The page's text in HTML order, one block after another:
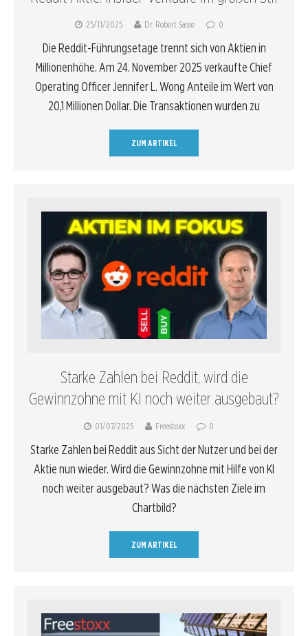
25/11/2025 Dr. Robert Sasse 0
Die Reddit-Führungsetage trennt sich von Aktien in
Millionenhöhe. Am 24. November 2025 verkaufte Chief
Operating Officer Jennifer L. Wong Anteile im Wert von
20,1 Millionen Dollar. Die Transaktionen wurden zu
ZUM ARTIKEL
Starke Zahlen bei Reddit, wird die
Gewinnzohne mit KI noch weiter ausgebaut?
01/07/2025 Freestoxx 0
Starke Zahlen bei Reddit aus Sicht der Nutzer und bei der
Aktie nun wieder. Wird die Gewinnzohne mit Hilfe von KI
noch weiter ausgebaut? Was die nächsten Ziele im
Chartbild?
ZUM ARTIKEL